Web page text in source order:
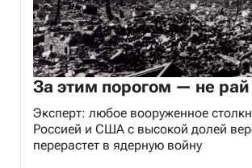
За этим порогом — не рай
Эксперт: любое вооруженное
Россией и США с высокой долей
перерастет в ядерную войну